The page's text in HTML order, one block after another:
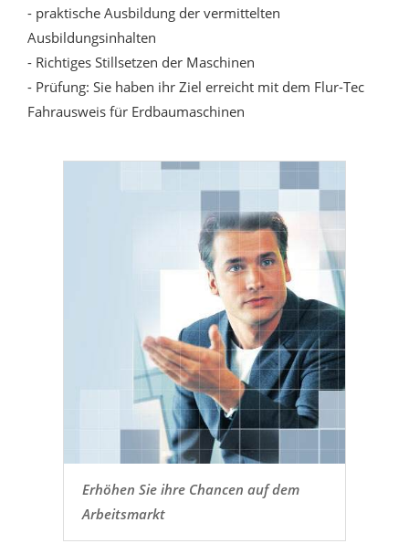
- praktische Ausbildung der vermittelten
Ausbildungsinhalten
- Richtiges Stillsetzen der Maschinen
- Prüfung: Sie haben ihr Ziel erreicht mit dem Flur-Tec
Fahrausweis für Erdbaumaschinen
Erhöhen Sie ihre Chancen auf dem
Arbeitsmarkt